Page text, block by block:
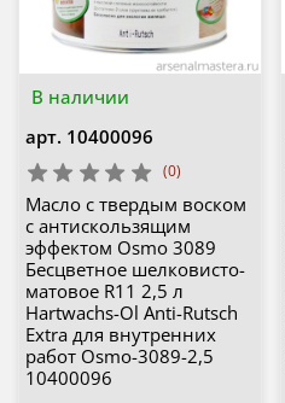
В наличии
арт. 10400096
(0)
Масло с твердым воском
с антискользящим
эффектом Osmo 3089
Бесцветное шелковисто-
матовое R11 2,5 л
Hartwachs-Оl Anti-Rutsch
Extra для внутренних
работ Osmo-3089-2,5
10400096